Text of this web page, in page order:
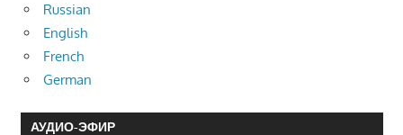
Russian
English
French
German
АУДИО-ЭФИР